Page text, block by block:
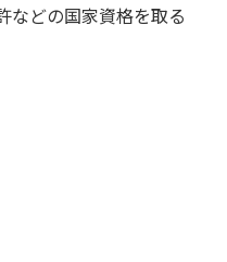
などの国家資格を取る